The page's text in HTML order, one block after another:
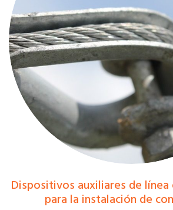
Dispositivos auxiliares de
para la instalación de